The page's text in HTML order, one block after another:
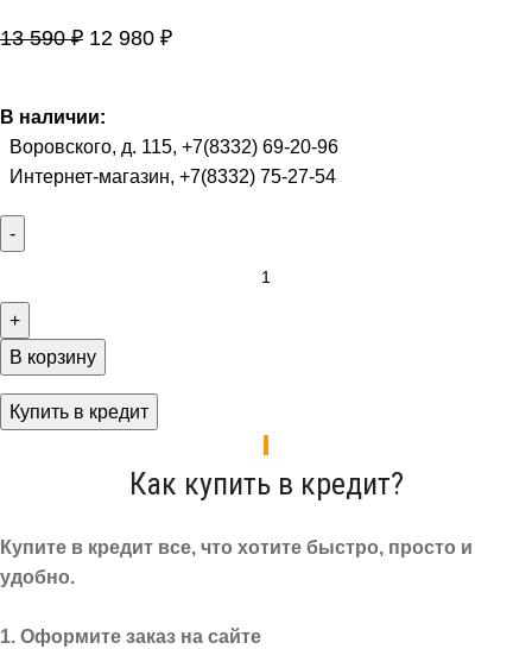
13 590₽ 12 980 ₽
В наличии:
Воровского, д. 115, +7(8332) 69-20-96
Интернет-магазин, +7(8332) 75-27-54
В корзину
Купить в кредит
Как купить в кредит?
Купите в кредит все, что хотите быстро, просто и
удобно.
1. Оформите заказ на сайте